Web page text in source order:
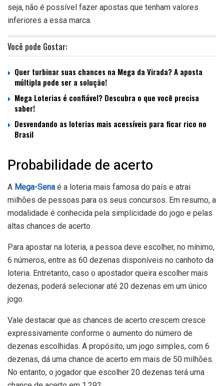
seja, não é possível fazer apostas que tenham valores
inferiores a essa marca.
Você pode Gostar:
Quer turbinar suas chances na Mega da Virada? A aposta
múltipla pode ser a solução!
Mega Loterias é confiável? Descubra o que você precisa
saber!
Desvendando as loterias mais acessíveis para ficar rico no
Brasil
Probabilidade de acerto
A Mega-Sena é a loteria mais famosa do país e atrai
milhões de pessoas para os seus concursos. Em resumo, a
modalidade é conhecida pela simplicidade do jogo e pelas
altas chances de acerto.
Para apostar na loteria, a pessoa deve escolher, no mínimo,
6 números, entre as 60 dezenas disponíveis no canhoto da
loteria. Entretanto, caso o apostador queira escolher mais
dezenas, poderá selecionar até 20 dezenas em um único
jogo.
Vale destacar que as chances de acerto crescem cresce
expressivamente conforme o aumento do número de
dezenas escolhidas. A propósito, um jogo simples, com 6
dezenas, dá uma chance de acerto em mais de 50 milhões.
No entanto, o jogador que escolher 20 dezenas terá uma